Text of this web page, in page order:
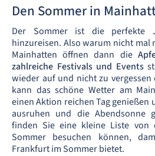
Den Sommer in
Der Sommer ist die perfekte
hinzureisen. Also warum nicht mal
Mainhatten öffnen dann die
zahlreiche Festivals und Events
wieder auf und nicht zu vergessen
kann das schöne Wetter am
einen Aktion reichen Tag genießen
ausruhen und die Abendsonne
finden Sie eine kleine Liste von
Sommer besuchen können,
Frankfurt im Sommer bietet.